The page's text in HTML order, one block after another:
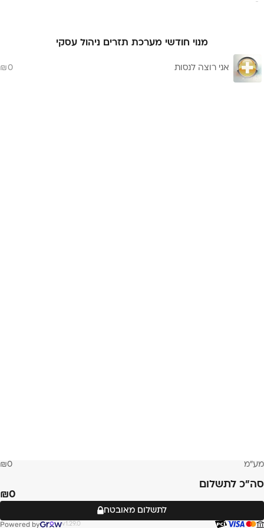
מנוי חודשי מערכת תזרים ניהול עסקי
אני רוצה לנסות 0
מע״מ 0
סה״כ לתשלום
0
לתשלום מאובטח
Powered by v1.29.0